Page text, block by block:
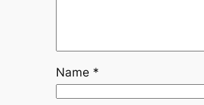
Name *